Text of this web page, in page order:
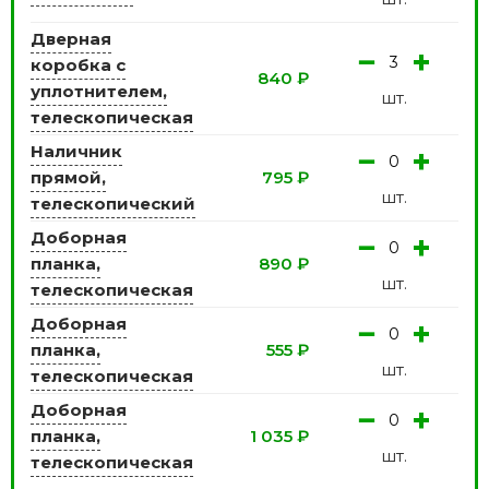
Дверная
коробка с
уплотнителем,
телескопическая
840 ₽ − +
шт.
Наличник
прямой,
телескопический
795 ₽ − +
шт.
Доборная
планка,
телескопическая
890 ₽ − +
шт.
Доборная
планка,
телескопическая
555 ₽ − +
шт.
Доборная
планка,
телескопическая
1 035 ₽ − +
шт.